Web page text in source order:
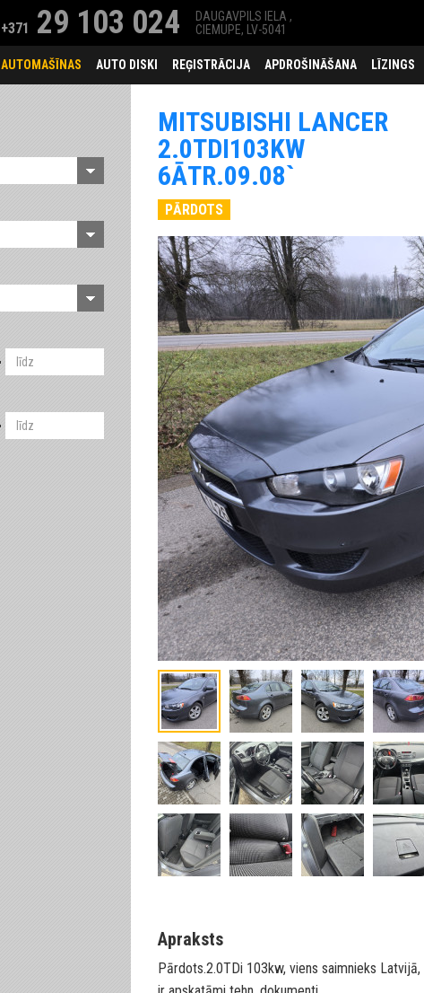
+371 29 103 024
DAUGAVPILS IELA ,
CIEMUPE, LV-5041
AUTOMAŠĪNAS AUTO DISKI REĢISTRĀCIJA APDROŠINĀŠANA LĪZINGS
MITSUBISHI LANCER
2.0TDI103KW
6ĀTR.09.08`
PĀRDOTS
Apraksts
Pārdots.2.0TDi 103kw, viens saimnieks Latvijā,